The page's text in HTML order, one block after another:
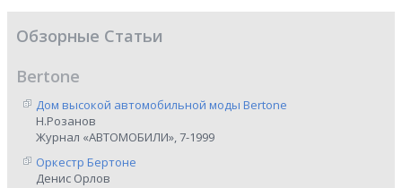
Обзорные Статьи
Bertone
Дом высокой автомобильной моды Bertone
Н.Розанов
Журнал «АВТОМОБИЛИ», 7-1999
Оркестр Бертоне
Денис Орлов